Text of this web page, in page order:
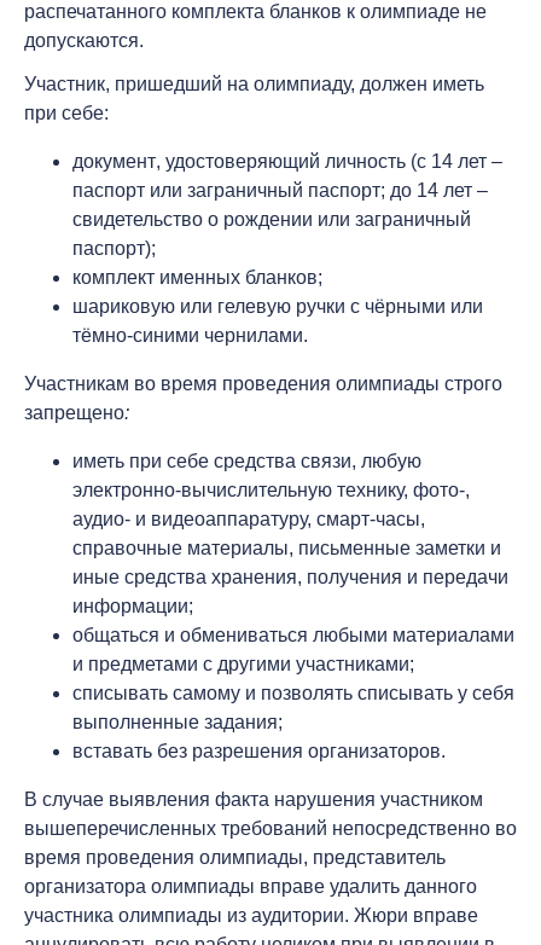
распечатанного комплекта бланков к олимпиаде не
допускаются.
Участник, пришедший на олимпиаду, должен иметь
при себе:
документ, удостоверяющий личность (с 14 лет –
паспорт или заграничный паспорт; до 14 лет –
свидетельство о рождении или заграничный
паспорт);
комплект именных бланков;
шариковую или гелевую ручки с чёрными или
тёмно-синими чернилами.
Участникам во время проведения олимпиады строго
запрещено:
иметь при себе средства связи, любую
электронно-вычислительную технику, фото-,
аудио- и видеоаппаратуру, смарт-часы,
справочные материалы, письменные заметки и
иные средства хранения, получения и передачи
информации;
общаться и обмениваться любыми материалами
и предметами с другими участниками;
списывать самому и позволять списывать у себя
выполненные задания;
вставать без разрешения организаторов.
В случае выявления факта нарушения участником
вышеперечисленных требований непосредственно во
время проведения олимпиады, представитель
организатора олимпиады вправе удалить данного
участника олимпиады из аудитории. Жюри вправе